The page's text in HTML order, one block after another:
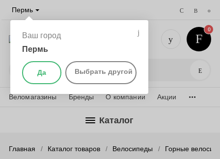
Пермь
Ваш город
Пермь
Да Выбрать другой Поиск
+7 (342)
0
Веломагазины Бренды О компании Акции ...
Каталог
Главная Каталог товаров Велосипеды Горные